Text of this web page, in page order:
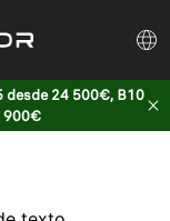
desde 24 500€, B10
900€